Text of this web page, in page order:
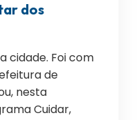
dos
cidade. Foi com
de
nesta
Cuidar,